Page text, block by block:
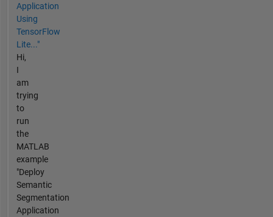
Application
Using
TensorFlow
Lite..."
Hi,
I
am
trying
to
run
the
MATLAB
example
"Deploy
Semantic
Segmentation
Application